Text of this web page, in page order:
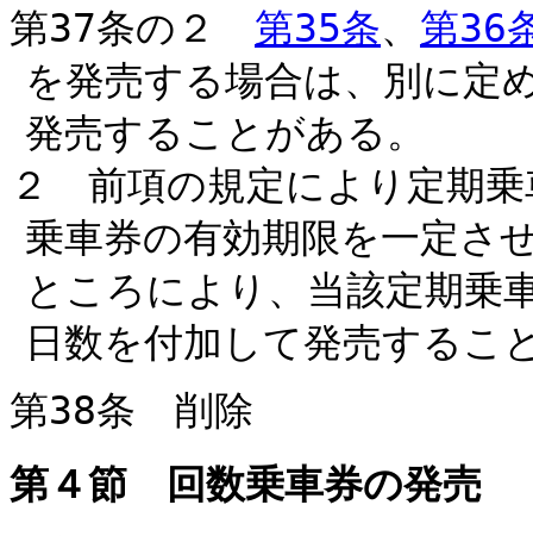
第37条の２ 第35条、 第36
を発売する場合は、別に定
発売することがある。
２ 前項の規定により定期
乗車券の有効期限を一定さ
ところにより、当該定期乗
日数を付加して発売するこ
第38条 削除
第４節 回数乗車券の発売